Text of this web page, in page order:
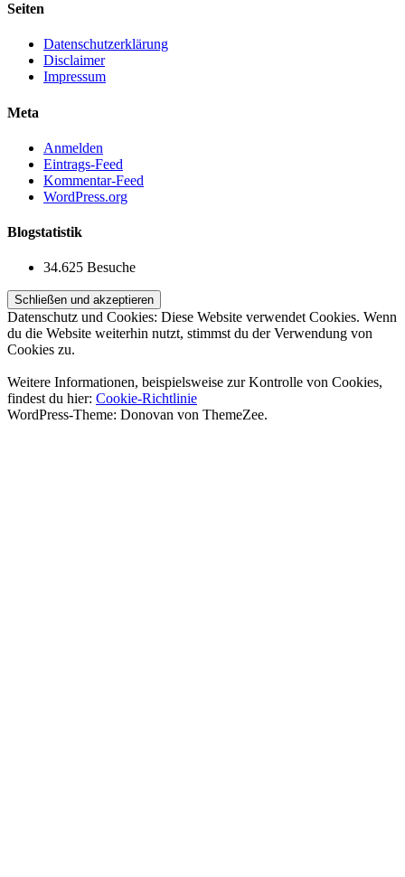
Seiten
Datenschutzerklärung
Disclaimer
Impressum
Meta
Anmelden
Eintrags-Feed
Kommentar-Feed
WordPress.org
Blogstatistik
34.625 Besuche
Datenschutz und Cookies: Diese Website verwendet Cookies. Wenn
du die Website weiterhin nutzt, stimmst du der Verwendung von
Cookies zu.
Weitere Informationen, beispielsweise zur Kontrolle von Cookies,
findest du hier: Cookie-Richtlinie
WordPress-Theme: Donovan von ThemeZee.